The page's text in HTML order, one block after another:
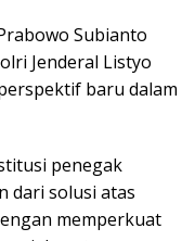
Subianto
Jenderal Listyo
baru dalam
penegak
dari solusi atas
memperkuat